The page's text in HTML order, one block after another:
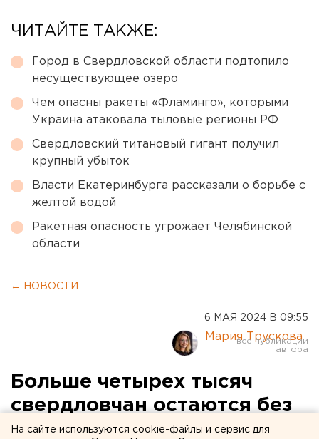
ЧИТАЙТЕ ТАКЖЕ:
Город в Свердловской области подтопило
несуществующее озеро
Чем опасны ракеты «Фламинго», которыми
Украина атаковала тыловые регионы РФ
Свердловский титановый гигант получил
крупный убыток
Власти Екатеринбурга рассказали о борьбе с
желтой водой
Ракетная опасность угрожает Челябинской
области
← НОВОСТИ
6 МАЯ 2024 В 09:55
Мария Трускова
Больше четырех тысяч
свердловчан остаются без
света после субботнего
На сайте используются cookie-файлы и сервис для